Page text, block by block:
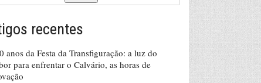
recentes
anos da Festa da Transfiguração: a luz do
para enfrentar o Calvário, as horas de